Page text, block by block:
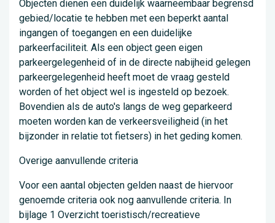
Objecten dienen een duidelijk waarneembaar begrensd
gebied/locatie te hebben met een beperkt aantal
ingangen of toegangen en een duidelijke
parkeerfaciliteit. Als een object geen eigen
parkeergelegenheid of in de directe nabijheid gelegen
parkeergelegenheid heeft moet de vraag gesteld
worden of het object wel is ingesteld op bezoek.
Bovendien als de auto's langs de weg geparkeerd
moeten worden kan de verkeersveiligheid (in het
bijzonder in relatie tot fietsers) in het geding komen.
Overige aanvullende criteria
Voor een aantal objecten gelden naast de hiervoor
genoemde criteria ook nog aanvullende criteria. In
bijlage 1 Overzicht toeristisch/recreatieve